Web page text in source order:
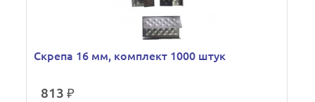
Скрепа 16 мм, комплект 1000 штук
813 ₽